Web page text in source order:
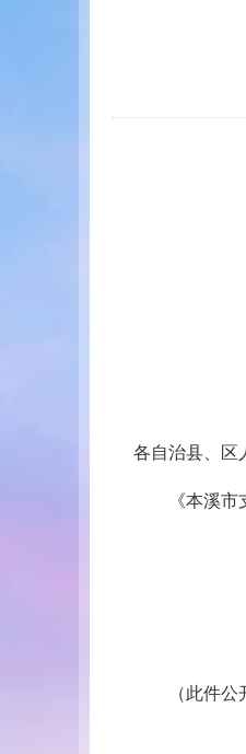
各自治县、区
《本溪市支
（此件公开